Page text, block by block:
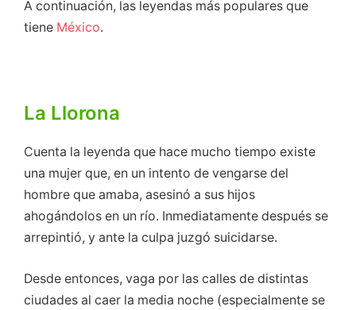
A continuación, las leyendas más populares que
tiene México.
La Llorona
Cuenta la leyenda que hace mucho tiempo existe
una mujer que, en un intento de vengarse del
hombre que amaba, asesinó a sus hijos
ahogándolos en un río. Inmediatamente después se
arrepintió, y ante la culpa juzgó suicidarse.
Desde entonces, vaga por las calles de distintas
ciudades al caer la media noche (especialmente se